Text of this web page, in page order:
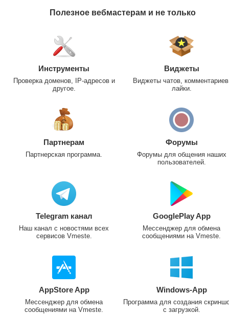
Полезное вебмастерам и не только
Инструменты
Проверка доменов, IP-адресов и
другое.
Виджеты
Виджеты чатов,
лайки.
Партнерам
Партнерская программа.
Форумы
Форумы для общения наших
пользователей.
Telegram канал
Наш канал с новостями всех
сервисов Vmeste.
GooglePlay App
Мессенджер для обмена
сообщениями на Vmeste.
AppStore App
Мессенджер для обмена
сообщениями на Vmeste.
Windows-App
Программа для создания
с загрузкой.